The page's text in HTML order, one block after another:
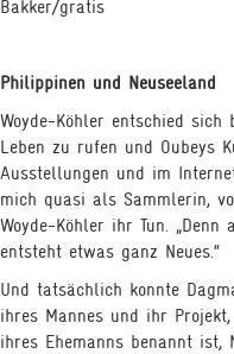
Bakker/gratis
Philippinen und Neuseeland
Woyde-Köhler entschied sich
Leben zu rufen und Oubeys
Ausstellungen und im
mich quasi als Sammlerin,
Woyde-Köhler ihr Tun.
entsteht etwas ganz Neues.“
Und tatsächlich konnte
ihres Mannes und ihr
ihres Ehemanns benannt ist,